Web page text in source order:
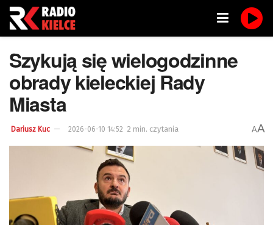
Szykują się wielogodzinne
obrady kieleckiej Rady
Miasta
Dariusz Kuc 2026-06-10 14:52 2 min. czytania AA